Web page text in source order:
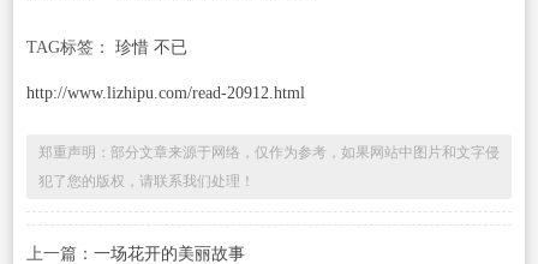
TAG标签： 珍惜 不已
http://www.lizhipu.com/read-20912.html
郑重声明：部分文章来源于网络，仅作为参考，如果网站中图片和文字侵
犯了您的版权，请联系我们处理！
上一篇： 一场花开的美丽故事